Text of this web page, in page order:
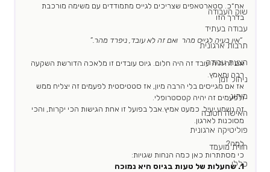
שוק העבודה
עבודה בעתיד
תרבות ארגונית
הצעת עבודה
ניהול זמן
מיתוג
האישה הטובה
פוליטיקה ארגונית
חווית מועמד
כללי
אח״כ. סטארטאפים שצריכים לגייס מתמודדים עם משימה מורכבת
בדרך הזו
“אין בעיה לגייס מהר  ואם זה לא עובד, ניפרד מהר.”
אם זה היה עובד זה היה חלום. גיוס עובדים זו מלאכה הדורשת השקעה
רבה ומאמץ.
אז אם מגייסים בלי הרבה מיון, אז סטטיסטית לפעמים זה יצליח ממש
ולפעמים זה יהיה קטסטרופלי.
זה נשמע יעיל. כמעט אמיץ.אבל בפועל זו אחת הגישות הכי יקרות, והכי
מסוכנות לארגון.
למה?
כי מסתתרות כאן כמה הנחות שגויות:
1. שהעלות של טעות בגיוס היא נמוכה